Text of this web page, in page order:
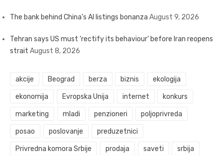
The bank behind China’s AI listings bonanza August 9, 2026
Tehran says US must ‘rectify its behaviour’ before Iran reopens
strait August 8, 2026
akcije Beograd berza biznis ekologija
ekonomija Evropska Unija internet konkurs
marketing mladi penzioneri poljoprivreda
posao poslovanje preduzetnici
Privredna komora Srbije prodaja saveti srbija